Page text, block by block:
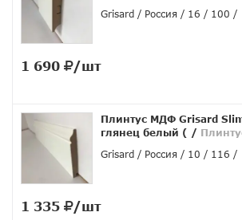
Grisard
Россия 16 100
1 690 /шт
Плинтус МДФ Grisard
глянец белый ( /
Grisard
Россия 10 116
1 335 /шт